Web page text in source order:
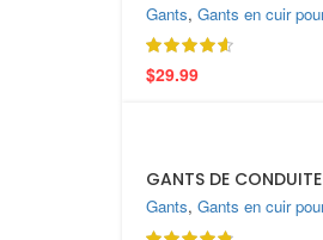
Gants, Gants en cuir
$29.99
GANTS DE
Gants, Gants en cuir